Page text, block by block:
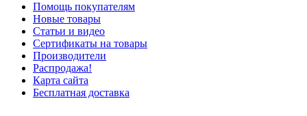
Помощь покупателям
Новые товары
Статьи и видео
Сертификаты на товары
Производители
Распродажа!
Карта сайта
Бесплатная доставка